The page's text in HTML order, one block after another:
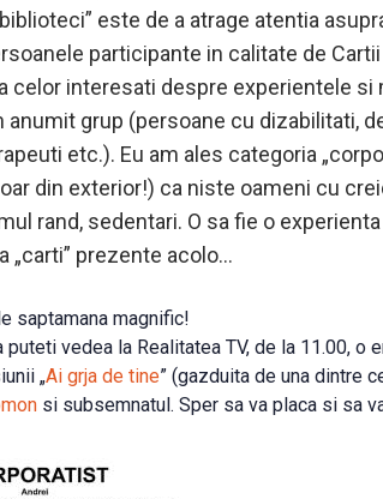
este de a atrage atentia
participante in calitate de
celor interesati despre experientele si
anumit grup (persoane cu dizabilitati,
etc.). Eu am ales categoria
din exterior!) ca niste oameni cu
rand, sedentari. O sa fie o
„carti” prezente acolo…
saptamana magnific!
vedea la Realitatea TV, de la 11.00,
„Ai grja de tine” (gazduita de una dintre
si subsemnatul. Sper sa va placa si sa